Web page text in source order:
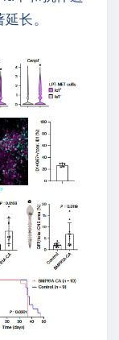
长。